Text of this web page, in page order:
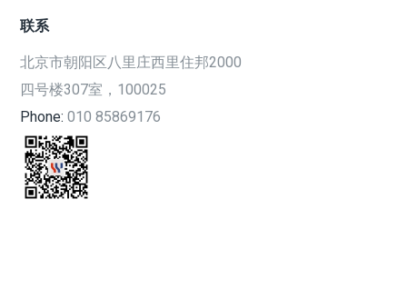
联系
北京市朝阳区八里庄西里住邦2000
四号楼307室，100025
Phone: 010 85869176